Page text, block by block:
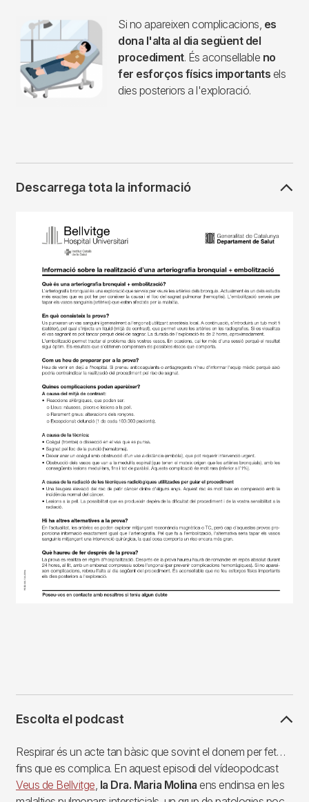
Si no apareixen complicacions, es
dona l'alta al dia següent del
procediment. És aconsellable no
fer esforços físics importants els
dies posteriors a l'exploració.
Descarrega tota la informació
Escolta el podcast
Respirar és un acte tan bàsic que sovint el donem per fet…
fins que es complica. En aquest episodi del vídeopodcast
Veus de Bellvitge, la Dra. Maria Molina ens endinsa en les